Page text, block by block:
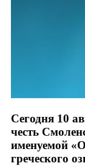
Сегодня 10
честь
именуемой
греческого